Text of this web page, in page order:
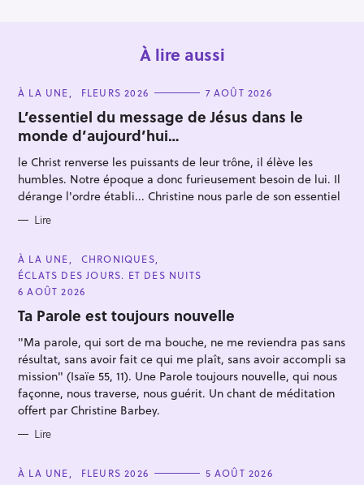
À lire aussi
C
T
E
G
O
R
I
E
S
À LA UNE FLEURS 2026 7 AOÛT 2026
L’essentiel du message de Jésus dans le
monde d’aujourd’hui…
le Christ renverse les puissants de leur trône, il élève les
humbles. Notre époque a donc furieusement besoin de lui. Il
dérange l'ordre établi... Christine nous parle de son essentiel
Lire
C
A
T
E
G
O
R
E
À LA UNE
CHRONIQUES
ÉCLATS DES JOURS. ET DES NUITS
6 AOÛT 2026
Ta Parole est toujours nouvelle
"Ma parole, qui sort de ma bouche, ne me reviendra pas sans
résultat, sans avoir fait ce qui me plaît, sans avoir accompli sa
mission" (Isaïe 55, 11). Une Parole toujours nouvelle, qui nous
façonne, nous traverse, nous guérit. Un chant de méditation
offert par Christine Barbey.
Lire
C
À LA UNE FLEURS 2026 5 AOÛT 2026
R
e
c
e
r
h
e
r